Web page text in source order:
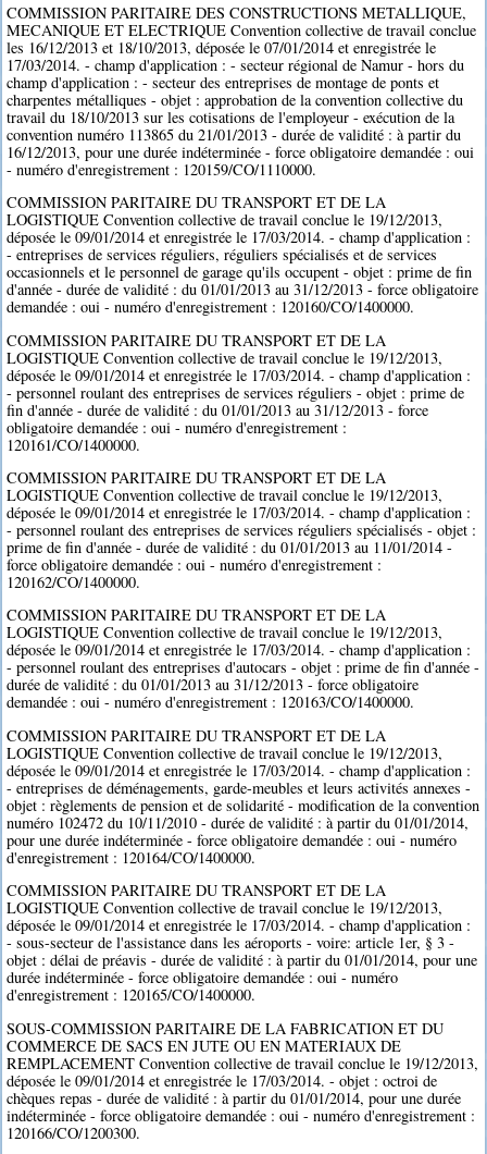
COMMISSION PARITAIRE DES CONSTRUCTIONS METALLIQUE,
MECANIQUE ET ELECTRIQUE Convention collective de travail conclue
les 16/12/2013 et 18/10/2013, déposée le 07/01/2014 et enregistrée le
17/03/2014. - champ d'application : - secteur régional de Namur - hors du
champ d'application : - secteur des entreprises de montage de ponts et
charpentes métalliques - objet : approbation de la convention collective du
travail du 18/10/2013 sur les cotisations de l'employeur - exécution de la
convention numéro 113865 du 21/01/2013 - durée de validité : à partir du
16/12/2013, pour une durée indéterminée - force obligatoire demandée : oui
- numéro d'enregistrement : 120159/CO/1110000.
COMMISSION PARITAIRE DU TRANSPORT ET DE LA
LOGISTIQUE Convention collective de travail conclue le 19/12/2013,
déposée le 09/01/2014 et enregistrée le 17/03/2014. - champ d'application :
- entreprises de services réguliers, réguliers spécialisés et de services
occasionnels et le personnel de garage qu'ils occupent - objet : prime de fin
d'année - durée de validité : du 01/01/2013 au 31/12/2013 - force obligatoire
demandée : oui - numéro d'enregistrement : 120160/CO/1400000.
COMMISSION PARITAIRE DU TRANSPORT ET DE LA
LOGISTIQUE Convention collective de travail conclue le 19/12/2013,
déposée le 09/01/2014 et enregistrée le 17/03/2014. - champ d'application :
- personnel roulant des entreprises de services réguliers - objet : prime de
fin d'année - durée de validité : du 01/01/2013 au 31/12/2013 - force
obligatoire demandée : oui - numéro d'enregistrement :
120161/CO/1400000.
COMMISSION PARITAIRE DU TRANSPORT ET DE LA
LOGISTIQUE Convention collective de travail conclue le 19/12/2013,
déposée le 09/01/2014 et enregistrée le 17/03/2014. - champ d'application :
- personnel roulant des entreprises de services réguliers spécialisés - objet :
prime de fin d'année - durée de validité : du 01/01/2013 au 11/01/2014 -
force obligatoire demandée : oui - numéro d'enregistrement :
120162/CO/1400000.
COMMISSION PARITAIRE DU TRANSPORT ET DE LA
LOGISTIQUE Convention collective de travail conclue le 19/12/2013,
déposée le 09/01/2014 et enregistrée le 17/03/2014. - champ d'application :
- personnel roulant des entreprises d'autocars - objet : prime de fin d'année -
durée de validité : du 01/01/2013 au 31/12/2013 - force obligatoire
demandée : oui - numéro d'enregistrement : 120163/CO/1400000.
COMMISSION PARITAIRE DU TRANSPORT ET DE LA
LOGISTIQUE Convention collective de travail conclue le 19/12/2013,
déposée le 09/01/2014 et enregistrée le 17/03/2014. - champ d'application :
- entreprises de déménagements, garde-meubles et leurs activités annexes -
objet : règlements de pension et de solidarité - modification de la convention
numéro 102472 du 10/11/2010 - durée de validité : à partir du 01/01/2014,
pour une durée indéterminée - force obligatoire demandée : oui - numéro
d'enregistrement : 120164/CO/1400000.
COMMISSION PARITAIRE DU TRANSPORT ET DE LA
LOGISTIQUE Convention collective de travail conclue le 19/12/2013,
déposée le 09/01/2014 et enregistrée le 17/03/2014. - champ d'application :
- sous-secteur de l'assistance dans les aéroports - voire: article 1er, § 3 -
objet : délai de préavis - durée de validité : à partir du 01/01/2014, pour une
durée indéterminée - force obligatoire demandée : oui - numéro
d'enregistrement : 120165/CO/1400000.
SOUS-COMMISSION PARITAIRE DE LA FABRICATION ET DU
COMMERCE DE SACS EN JUTE OU EN MATERIAUX DE
REMPLACEMENT Convention collective de travail conclue le 19/12/2013,
déposée le 09/01/2014 et enregistrée le 17/03/2014. - objet : octroi de
chèques repas - durée de validité : à partir du 01/01/2014, pour une durée
indéterminée - force obligatoire demandée : oui - numéro d'enregistrement :
120166/CO/1200300.